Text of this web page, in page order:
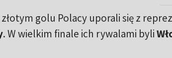
golu Polacy uporali się z
. W wielkim finale ich rywalami byli